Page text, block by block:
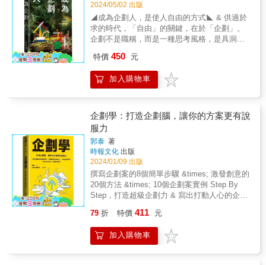
2024/05/02 出版
◢成為企劃人，是使人自由的方式◣ & 供過於
求的時代，「自由」的關鍵，在於「企劃」。
企劃不是職稱，而是一種思考風格，是具洞察
為企劃人，即是&mdash;&mdash; 持續的、不
斷進化的學習； 不放棄創造可能性，不受框架
束縛： 是嶄新的思考，是領先眺望⋯⋯ 本
執行」４大面向， 訓練我們： REDEFINE●開
拓工作的定義與工作者角色 RESET●慣有的思
考邏輯、因循的行動模式 CREATE●企劃的價
值，掌握人生的主動權 & 這不只是一本儲蓄工
作能量的工具書，更是一個讓人生更富趣味的
特價 450 元
加入購物車
企劃學：打造企劃腦，讓你的方案更有說
服力
郭泰 著
時報文化 出版
2024/01/09 出版
撰寫企劃案的8個簡單步驟 &times; 激發創意的
20個方法 &times; 10個企劃案實例 Step By
Step，打造超級企劃力 & 寫出打動人心的企劃
業人士來說，本書可說是一本架構完整、參考
性高的工具書。內容包括撰寫企劃案的8個步
驟、好用的14種企劃案格式、激發創意的20種
79 折 特價 411 元
加入購物車